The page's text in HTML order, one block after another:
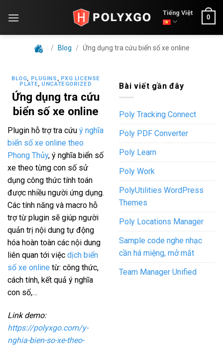
Tiếng Việt
0
/ Blog / Ứng dụng tra cứu biển số xe online
BLOG, PLUGINS , PXG LICENSE
PLATE, UNCATEGORIZED
Ứng dụng tra cứu
biển số xe online
Plugin hỗ trợ tra cứu ý nghĩa
biển số xe online theo
Phong Thủy, ý nghĩa biển số
xe theo từng con số sử
dụng công thức tính toán
được nhiều người ứng dụng.
Các tính năng và macro hỗ
trợ từ plugin sẽ giúp người
quản trị nội dung tự động
hóa hoàn toàn các nội dung
liên quan tới việc dịch biển
số xe online từ: công thức,
cách tính, kết quả ý nghĩa
con số,…
Link demo:
https://polyxgo.com/y-
nghia-bien-so-xe-theo-
Bài viết gần đây
Poly Tracking Connect
Poly PDF Converter
Poly Learn
Poly Work
PolyUtilities WordPress
Themes
Poly Locations Manager
Sample code nghe nhạc
cần há miệng, mở mắt
Team Manager Unified